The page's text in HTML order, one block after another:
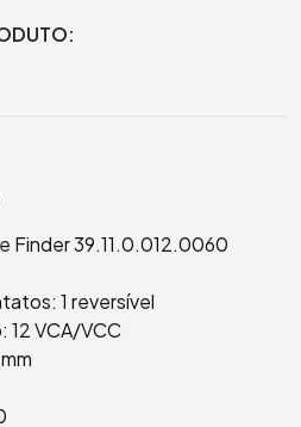
Finder 39.11.0.012.0060
1 reversível
12 VCA/VCC